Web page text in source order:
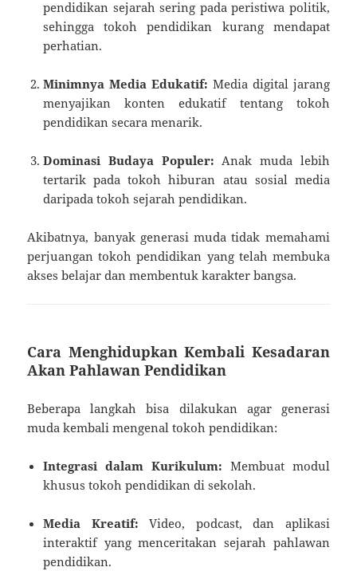
pendidikan sejarah sering pada peristiwa politik,
sehingga tokoh pendidikan kurang mendapat
perhatian.
Minimnya Media Edukatif: Media digital jarang
menyajikan konten edukatif tentang tokoh
pendidikan secara menarik.
Dominasi Budaya Populer: Anak muda lebih
tertarik pada tokoh hiburan atau sosial media
daripada tokoh sejarah pendidikan.
Akibatnya, banyak generasi muda tidak memahami
perjuangan tokoh pendidikan yang telah membuka
akses belajar dan membentuk karakter bangsa.
Cara Menghidupkan Kembali Kesadaran
Akan Pahlawan Pendidikan
Beberapa langkah bisa dilakukan agar generasi
muda kembali mengenal tokoh pendidikan:
Integrasi dalam Kurikulum: Membuat modul
khusus tokoh pendidikan di sekolah.
Media Kreatif: Video, podcast, dan aplikasi
interaktif yang menceritakan sejarah pahlawan
pendidikan.